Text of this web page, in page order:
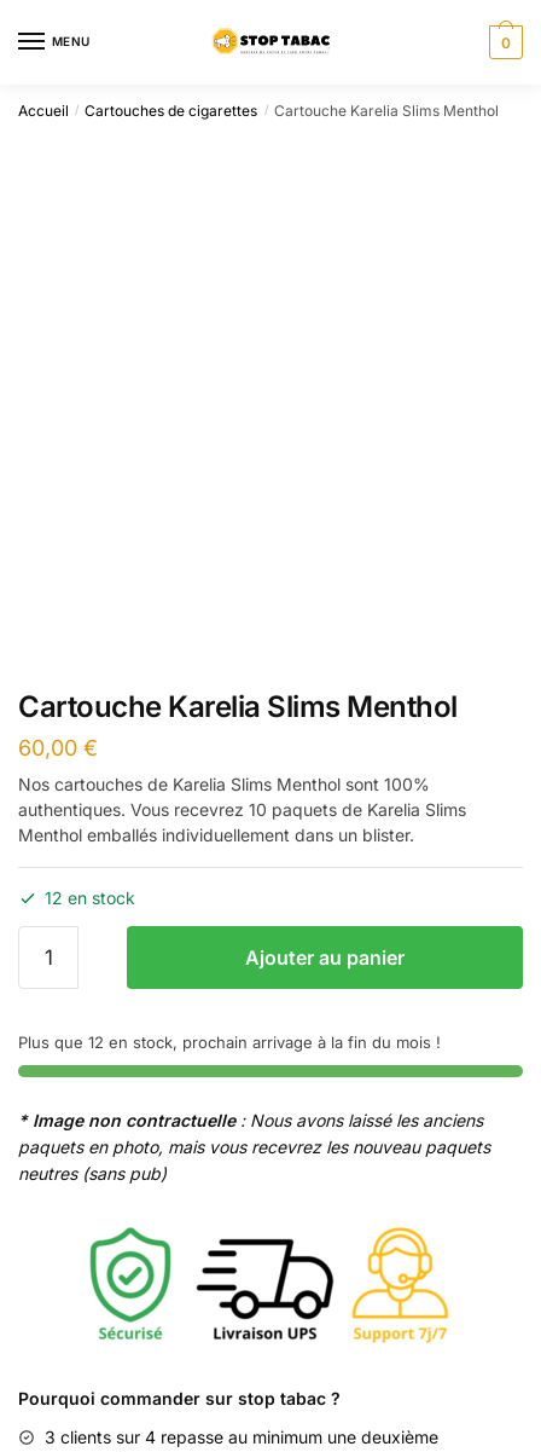
navigation
MENU 0
Accueil / Cartouches de cigarettes / Cartouche Karelia Slims Menthol
Cartouche Karelia Slims Menthol
60,00 €
Nos cartouches de Karelia Slims Menthol sont 100%
authentiques. Vous recevrez 10 paquets de Karelia Slims
Menthol emballés individuellement dans un blister.
12 en stock
Cartouche
Slims
Menthol
Ajouter au panier
Plus que 12 en stock, prochain arrivage à la fin du mois !
* Image non contractuelle: Nous avons laissé les anciens
paquets en photo, mais vous recevrez les nouveau paquets
neutres (sans pub)
Pourquoi commander sur stop tabac ?
3 clients sur 4 repasse au minimum une deuxième